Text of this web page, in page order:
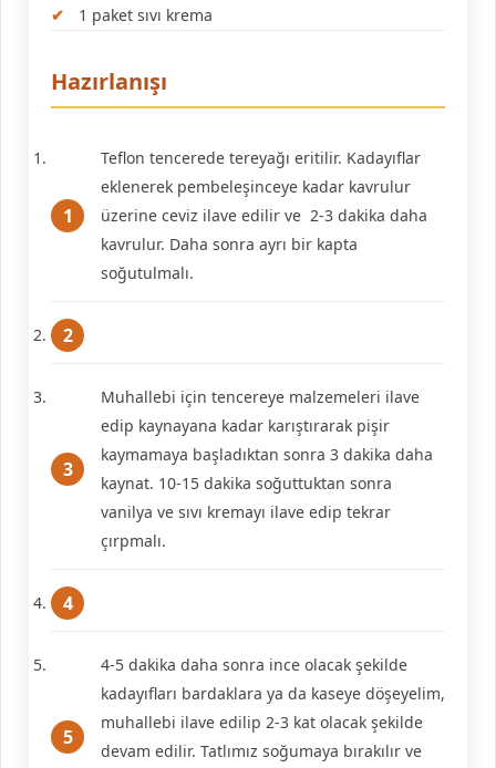
1 paket sıvı krema
Hazırlanışı
Teflon tencerede tereyağı eritilir. Kadayıflar
eklenerek pembeleşinceye kadar kavrulur
üzerine ceviz ilave edilir ve 2-3 dakika daha
kavrulur. Daha sonra ayrı bir kapta
soğutulmalı.
Muhallebi için tencereye malzemeleri ilave
edip kaynayana kadar karıştırarak pişir
kaymamaya başladıktan sonra 3 dakika daha
kaynat. 10-15 dakika soğuttuktan sonra
vanilya ve sıvı kremayı ilave edip tekrar
çırpmalı.
4-5 dakika daha sonra ince olacak şekilde
kadayıfları bardaklara ya da kaseye döşeyelim,
muhallebi ilave edilip 2-3 kat olacak şekilde
devam edilir. Tatlımız soğumaya bırakılır ve